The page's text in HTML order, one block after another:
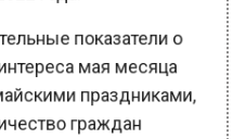
показатели о
мая месяца
праздниками,
граждан